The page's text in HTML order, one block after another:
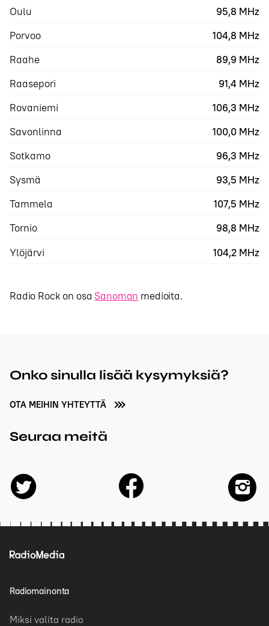
Oulu
95,8 MHz
Porvoo
104,8 MHz
Raahe
89,9 MHz
Raasepori
91,4 MHz
Rovaniemi
106,3 MHz
Savonlinna
100,0 MHz
Sotkamo
96,3 MHz
Sysmä
93,5 MHz
Tammela
107,5 MHz
Tornio
98,8 MHz
Ylöjärvi
104,2 MHz
Radio Rock on osa Sanoman medioita.
Onko sinulla lisää kysymyksiä?
OTA MEIHIN YHTEYTTÄ
Seuraa meitä
twitter facebook
Radiomainonta
Miksi valita radio